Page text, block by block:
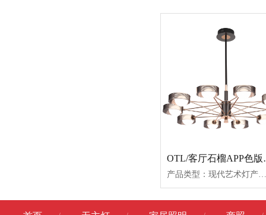
OTL/客
产品类型：现代艺术灯产品型号：81089-681089-881089-1081089-5餐吊产品尺寸：Φ720*150Φ890*150Φ970*150950*150*180产品功率：48W*272W*296W*248W*2产品材质：铝材+亚克力+铁艺产品颜色：黑+金